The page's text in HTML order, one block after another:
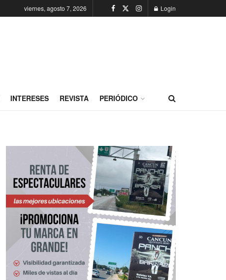
viernes, agosto 7, 2026 Login
INTERESES REVISTA PERIÓDICO